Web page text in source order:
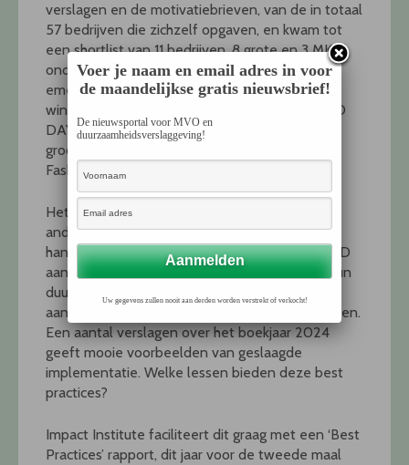
verslagen en de motivatiebrieven, van de in totaal
57 bedrijven die zichzelf opgaven, en kwam tot
een shortlist van 11 bedrijven, 8 grote en 3 MKB
ondernemingen. Een jury onder leiding van
emeritus hoogleraar Dick de Waard koos twee
winnaars die bekend werden gemaakt op CSRD
DAY 2025: Koninklijke Heijmans N.V. (categorie
grootbedrijf) en opnieuw Schijvens Corporate
Fashion (categorie MKB/overig) .
Het werk van de winnaars – en ook dat van
andere deelnemers – biedt inspiratie en
handvatten voor iedereen die met ook de CSRD
aan de slag gaat. Veel bedrijven stoeien met hun
duurzaamheidsrapportage. Dat is sinds de
aankondiging van de CSRD niet anders geworden.
Een aantal verslagen over het boekjaar 2024
geeft mooie voorbeelden van geslaagde
implementatie. Welke lessen bieden deze best
practices?
Impact Institute faciliteert dit graag met een ‘Best
Practices’ rapport, dit jaar voor de tweede maal
Voer je naam en email adres in voor
de maandelijkse gratis nieuwsbrief!
De nieuwsportal voor MVO en
duurzaamheidsverslaggeving!
Uw gegevens zullen nooit aan derden worden verstrekt of verkocht!